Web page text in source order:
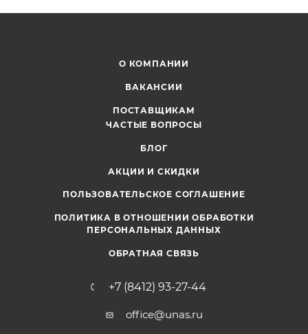
О КОМПАНИИ
ВАКАНСИИ
ПОСТАВЩИКАМ
ЧАСТЫЕ ВОПРОСЫ
БЛОГ
АКЦИИ И СКИДКИ
ПОЛЬЗОВАТЕЛЬСКОЕ СОГЛАШЕНИЕ
ПОЛИТИКА В ОТНОШЕНИИ ОБРАБОТКИ
ПЕРСОНАЛЬНЫХ ДАННЫХ
ОБРАТНАЯ СВЯЗЬ
+7 (8412) 93-27-44
office@unas.ru